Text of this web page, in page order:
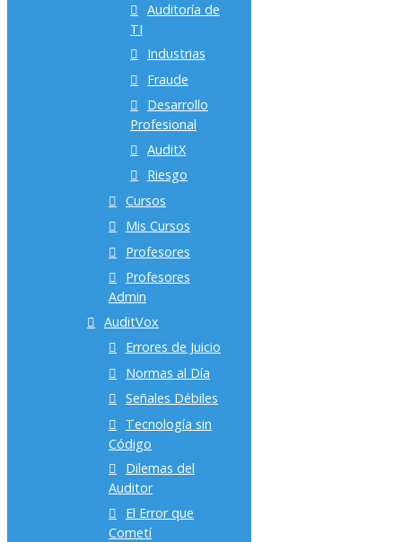
Auditoría de
TI
Industrias
Fraude
Desarrollo
Profesional
AuditX
Riesgo
Cursos
Mis Cursos
Profesores
Profesores
Admin
AuditVox
Errores de Juicio
Normas al Día
Señales Débiles
Tecnología sin
Código
Dilemas del
Auditor
El Error que
Cometí